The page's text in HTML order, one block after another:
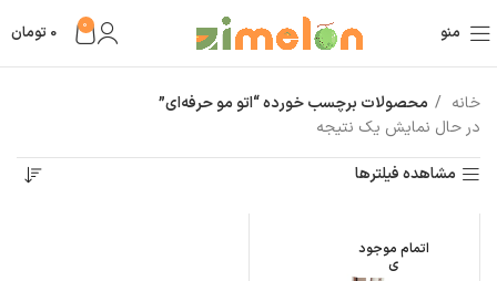
منو 0
0 تومان
خانه
محصولات برچسب خورده “اتو مو حرفه‌ای”
در حال نمایش یک نتیجه
مشاهده فیلترها
اتمام موجود
ی